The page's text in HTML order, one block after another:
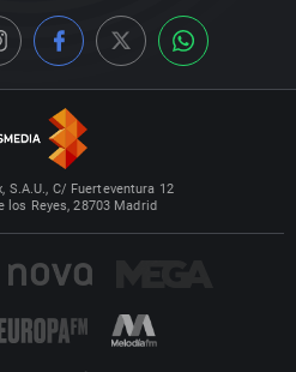
S.A.U., C/ Fuerteventura 12
los Reyes, 28703 Madrid